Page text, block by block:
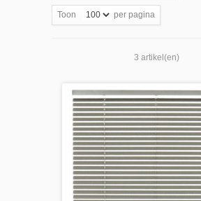
Toon per pagina
3 artikel(en)